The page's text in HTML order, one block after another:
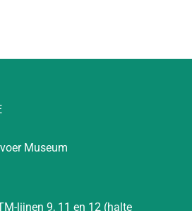
Museum
lijnen 9, 11 en 12 (halte